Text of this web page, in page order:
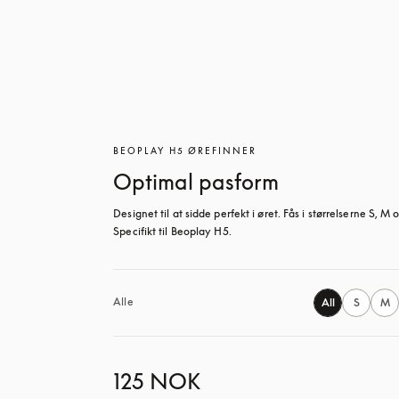
BEOPLAY H5 ØREFINNER
Optimal pasform
Designet til at sidde perfekt i øret. Fås i størrelserne S, M
Specifikt til Beoplay H5.
Alle All S M
125 NOK